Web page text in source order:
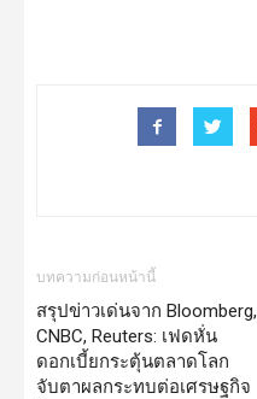
บทความก่อนหน้านี้
สรุปข่าวเด่นจาก Bloomberg,
CNBC, Reuters: เฟดหั่น
ดอกเบี้ยกระตุ้นตลาดโลก
จับตาผลกระทบต่อเศรษฐกิจ